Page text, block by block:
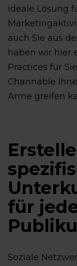
ideale Lösung
auch Sie aus
haben wir hier
Practices für
Channable
Arme greifen
für
Soziale